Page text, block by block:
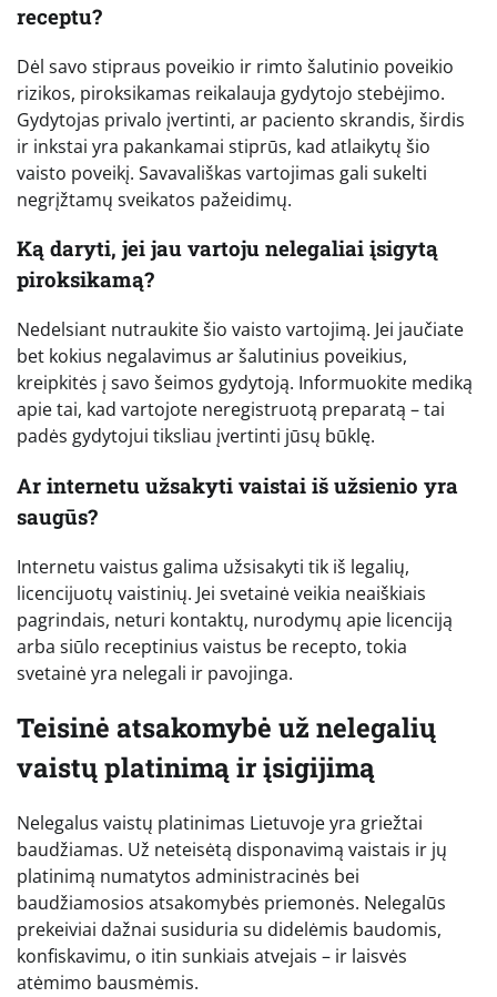
receptu?
Dėl savo stipraus poveikio ir rimto šalutinio poveikio
rizikos, piroksikamas reikalauja gydytojo stebėjimo.
Gydytojas privalo įvertinti, ar paciento skrandis, širdis
ir inkstai yra pakankamai stiprūs, kad atlaikytų šio
vaisto poveikį. Savavališkas vartojimas gali sukelti
negrįžtamų sveikatos pažeidimų.
Ką daryti, jei jau vartoju nelegaliai įsigytą
piroksikamą?
Nedelsiant nutraukite šio vaisto vartojimą. Jei jaučiate
bet kokius negalavimus ar šalutinius poveikius,
kreipkitės į savo šeimos gydytoją. Informuokite mediką
apie tai, kad vartojote neregistruotą preparatą – tai
padės gydytojui tiksliau įvertinti jūsų būklę.
Ar internetu užsakyti vaistai iš užsienio yra
saugūs?
Internetu vaistus galima užsisakyti tik iš legalių,
licencijuotų vaistinių. Jei svetainė veikia neaiškiais
pagrindais, neturi kontaktų, nurodymų apie licenciją
arba siūlo receptinius vaistus be recepto, tokia
svetainė yra nelegali ir pavojinga.
Teisinė atsakomybė už nelegalių
vaistų platinimą ir įsigijimą
Nelegalus vaistų platinimas Lietuvoje yra griežtai
baudžiamas. Už neteisėtą disponavimą vaistais ir jų
platinimą numatytos administracinės bei
baudžiamosios atsakomybės priemonės. Nelegalūs
prekeiviai dažnai susiduria su didelėmis baudomis,
konfiskavimu, o itin sunkiais atvejais – ir laisvės
atėmimo bausmėmis.